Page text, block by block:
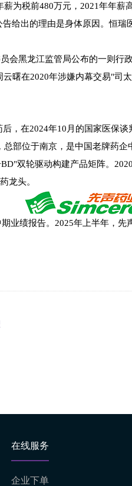
为税前480万元，2021年年薪
给出的理由是身体原因。恒瑞
会黑龙江监管局公布的一则行
曙在2020年涉嫌内幕交易"司
，在2024年10月的国家医保谈
部位于南京，是中国老牌药
双轮驱动构建产品矩阵。
龙头。
业绩报告。2025年上半年，
在线服务
企业下单